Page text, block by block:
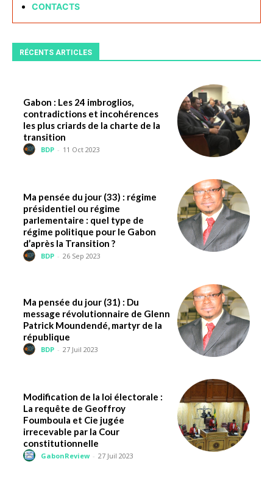
CONTACTS
RÉCENTS ARTICLES
Gabon : Les 24 imbroglios,
contradictions et incohérences
les plus criards de la charte de la
transition
BDP - 11 Oct 2023
Ma pensée du jour (33) : régime
présidentiel ou régime
parlementaire : quel type de
régime politique pour le Gabon
d’après la Transition ?
BDP - 26 Sep 2023
Ma pensée du jour (31) : Du
message révolutionnaire de Glenn
Patrick Moundendé, martyr de la
république
BDP - 27 Juil 2023
Modification de la loi électorale :
La requête de Geoffroy
Foumboula et Cie jugée
irrecevable par la Cour
constitutionnelle
GabonReview - 27 Juil 2023